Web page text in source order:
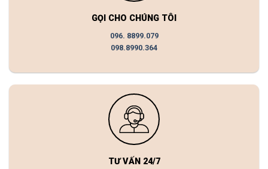
GỌI CHO CHÚNG TÔI
096. 8899.079
098.8990.364
TƯ VẤN 24/7